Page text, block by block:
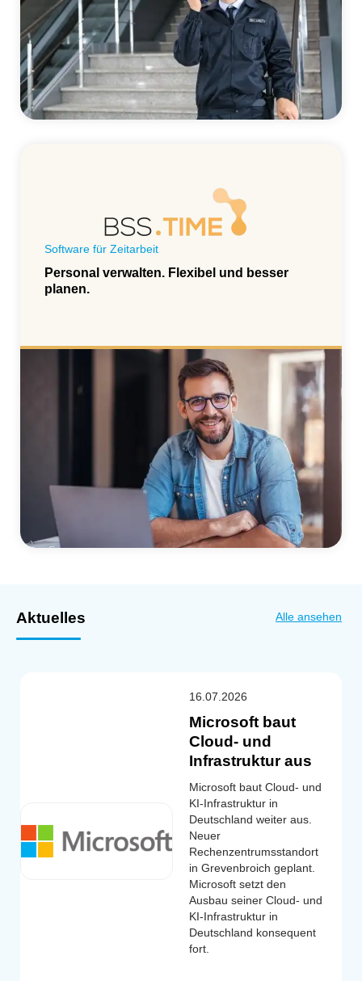
Software für Zeitarbeit
Personal verwalten. Flexibel und besser
planen.
Aktuelles Alle ansehen
16.07.2026
Microsoft baut
Cloud- und
Infrastruktur aus
Microsoft baut Cloud- und
KI-Infrastruktur in
Deutschland weiter aus.
Neuer
Rechenzentrumsstandort
in Grevenbroich geplant.
Microsoft setzt den
Ausbau seiner Cloud- und
KI-Infrastruktur in
Deutschland konsequent
fort.